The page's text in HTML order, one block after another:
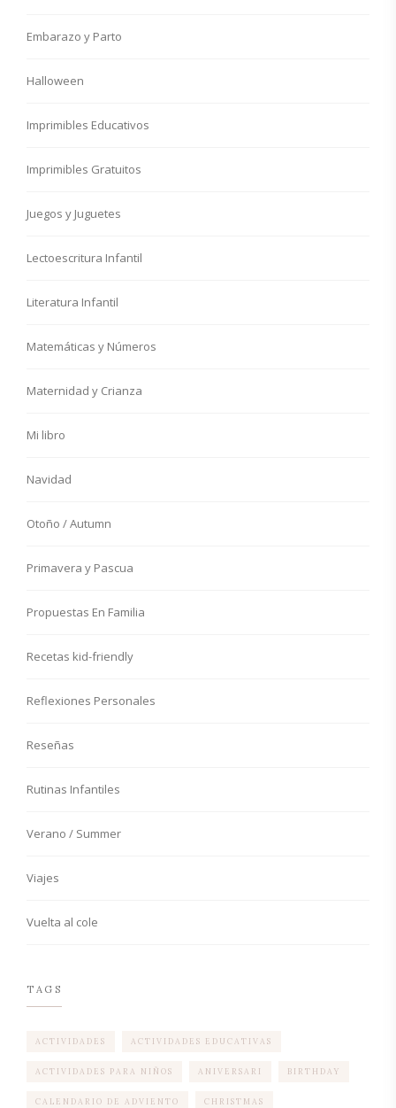
Embarazo y Parto
Halloween
Imprimibles Educativos
Imprimibles Gratuitos
Juegos y Juguetes
Lectoescritura Infantil
Literatura Infantil
Matemáticas y Números
Maternidad y Crianza
Mi libro
Navidad
Otoño / Autumn
Primavera y Pascua
Propuestas En Familia
Recetas kid-friendly
Reflexiones Personales
Reseñas
Rutinas Infantiles
Verano / Summer
Viajes
Vuelta al cole
TAGS
ACTIVIDADES ACTIVIDADES EDUCATIVAS
ACTIVIDADES PARA NIÑOS ANIVERSARI BIRTHDAY
CALENDARIO DE ADVIENTO CHRISTMAS